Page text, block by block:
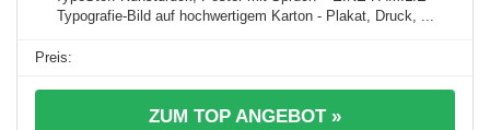
Typografie-Bild auf hochwertigem Karton - Plakat, Druck, ...
ZUM TOP ANGEBOT »